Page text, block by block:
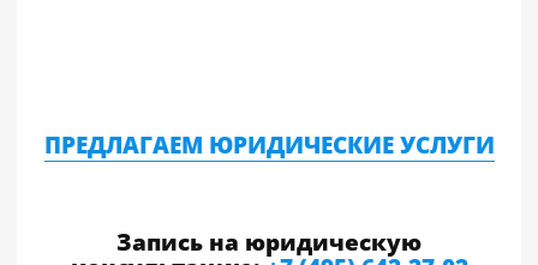
ПРЕДЛАГАЕМ ЮРИДИЧЕСКИЕ УСЛУГИ
Запись на юридическую